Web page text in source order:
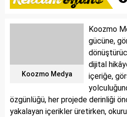
Koozmo Medya
Koozmo
gücüne,
dijital
içeriğe,
özgünlüğü, her projede derinliği
yakalayan içerikler üretirken,